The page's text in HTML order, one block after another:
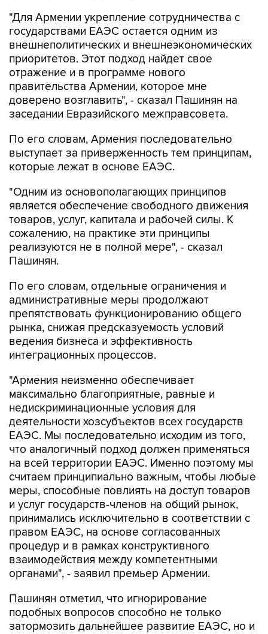
"Для Армении укрепление сотрудничества с
государствами ЕАЭС остается одним из
внешнеполитических и внешнеэкономических
приоритетов. Этот подход найдет свое
отражение и в программе нового
правительства Армении, которое мне
доверено возглавить", - сказал Пашинян на
заседании Евразийского межправсовета.
По его словам, Армения последовательно
выступает за приверженность тем принципам,
которые лежат в основе ЕАЭС.
"Одним из основополагающих принципов
является обеспечение свободного движения
товаров, услуг, капитала и рабочей силы. К
сожалению, на практике эти принципы
реализуются не в полной мере", - сказал
Пашинян.
По его словам, отдельные ограничения и
административные меры продолжают
препятствовать функционированию общего
рынка, снижая предсказуемость условий
ведения бизнеса и эффективность
интеграционных процессов.
"Армения неизменно обеспечивает
максимально благоприятные, равные и
недискриминационные условия для
деятельности хозсубъектов всех государств
ЕАЭС. Мы последовательно исходим из того,
что аналогичный подход должен применяться
на всей территории ЕАЭС. Именно поэтому мы
считаем принципиально важным, чтобы любые
меры, способные повлиять на доступ товаров
и услуг государств-членов на общий рынок,
принимались исключительно в соответствии с
правом ЕАЭС, на основе согласованных
процедур и в рамках конструктивного
взаимодействия между компетентными
органами", - заявил премьер Армении.
Пашинян отметил, что игнорирование
подобных вопросов способно не только
затормозить дальнейшее развитие ЕАЭС, но и